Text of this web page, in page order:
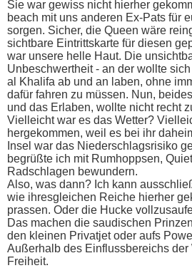
Sie war gewiss nicht hierher
beach mit uns anderen Ex-Pats für
sorgen. Sicher, die Queen wäre
sichtbare Eintrittskarte für diesen
war unsere helle Haut. Die
Unbeschwertheit - an der wollte
al Khalifa ab und an laben, ohne
dafür fahren zu müssen. Nun,
und das Erlaben, wollte nicht recht
Vielleicht war es das Wetter?
hergekommen, weil es bei ihr
Insel war das Niederschlagsrisiko
begrüßte ich mit Rumhoppsen,
Radschlagen bewundern.
Also, was dann? Ich kann
wie ihresgleichen Reiche hierher
prassen. Oder die Hucke
Das machen die saudischen
den kleinen Privatjet oder aufs
Außerhalb des Einflussbereichs der
Freiheit.